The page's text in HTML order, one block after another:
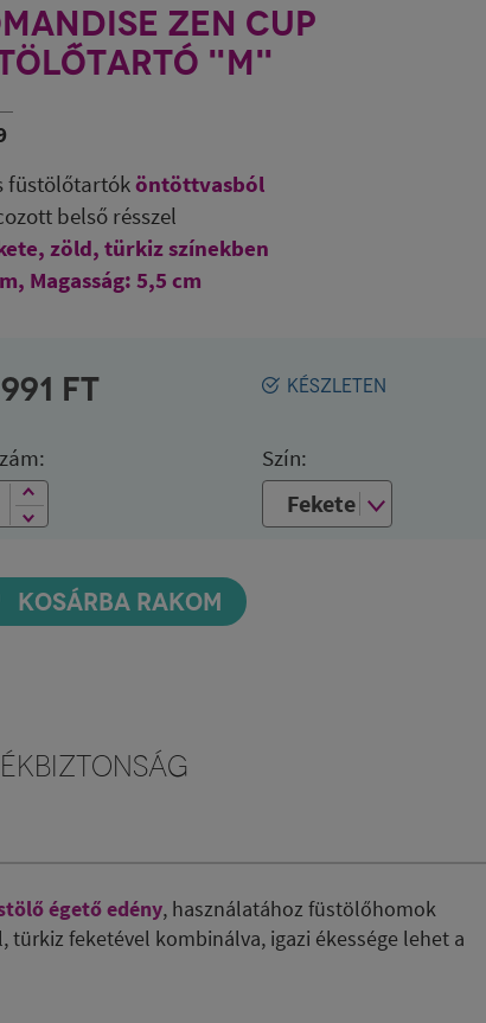
ZEN CUP
"M"
füstölőtartóköntöttvasból
belső résszel
zöld, türkiz színekben
, Magasság: 5,5 cm
KÉSZLETEN
FT
Szín:
KOSÁRBA RAKOM
égető edény, használatához füstölőhomok
türkiz feketével kombinálva, igazi ékessége lehet a